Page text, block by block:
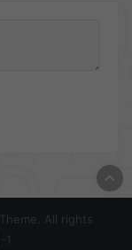
All rights
1